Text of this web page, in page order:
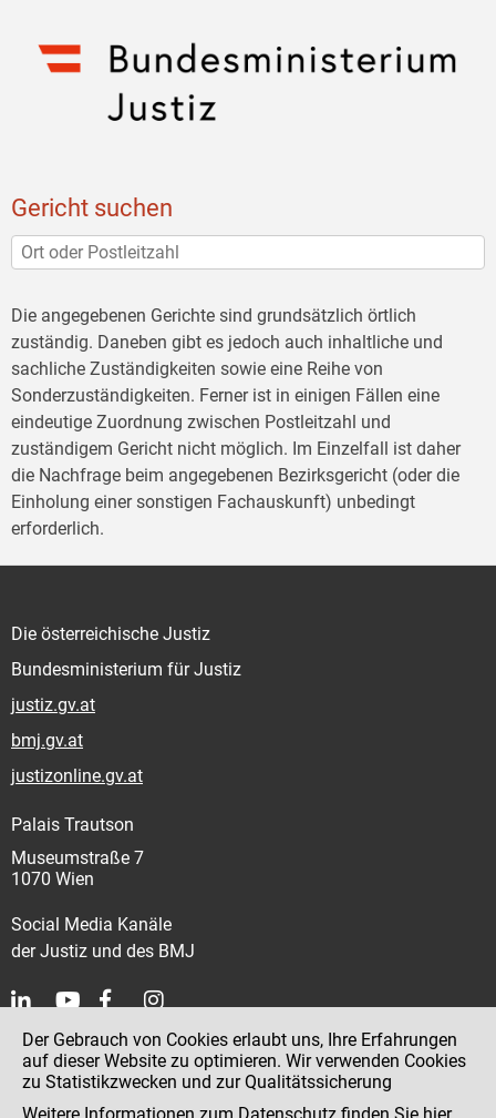
Gericht suchen
Die angegebenen Gerichte sind grundsätzlich örtlich
zuständig. Daneben gibt es jedoch auch inhaltliche und
sachliche Zuständigkeiten sowie eine Reihe von
Sonderzuständigkeiten. Ferner ist in einigen Fällen eine
eindeutige Zuordnung zwischen Postleitzahl und
zuständigem Gericht nicht möglich. Im Einzelfall ist daher
die Nachfrage beim angegebenen Bezirksgericht (oder die
Einholung einer sonstigen Fachauskunft) unbedingt
erforderlich.
Die österreichische Justiz
Bundesministerium für Justiz
justiz.gv.at
bmj.gv.at
justizonline.gv.at
Palais Trautson
Museumstraße 7
1070 Wien
Social Media Kanäle
der Justiz und des BMJ
Kontakt
Impressum
Der Gebrauch von Cookies erlaubt uns, Ihre Erfahrungen
auf dieser Website zu optimieren. Wir verwenden Cookies
zu Statistikzwecken und zur Qualitätssicherung